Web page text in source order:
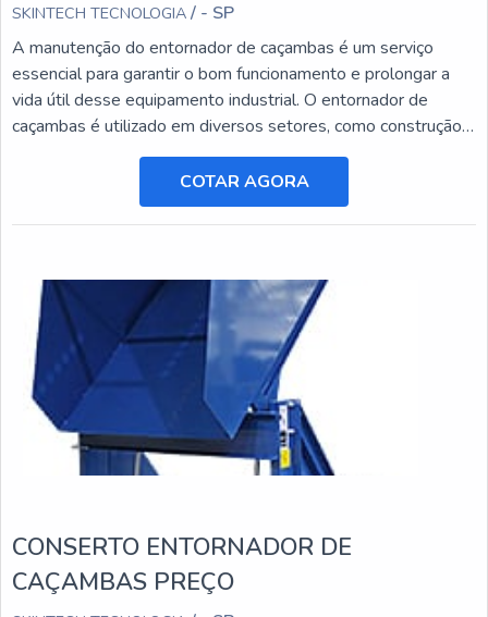
SKINTECH TECNOLOGIA / - SP
A manutenção do entornador de caçambas é um serviço
essencial para garantir o bom funcionamento e prolongar a
vida útil desse equipamento industrial. O entornador de
caçambas é utilizado em diversos setores, como construção
civil, mineração e agricultura, e está sujeito a desgastes e
danos ao longo do tempo.COTAR AGORA
CONSERTO ENTORNADOR DE
CAÇAMBAS PREÇO